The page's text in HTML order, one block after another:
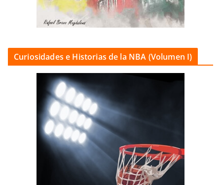
Curiosidades e Historias de la NBA (Volumen I)